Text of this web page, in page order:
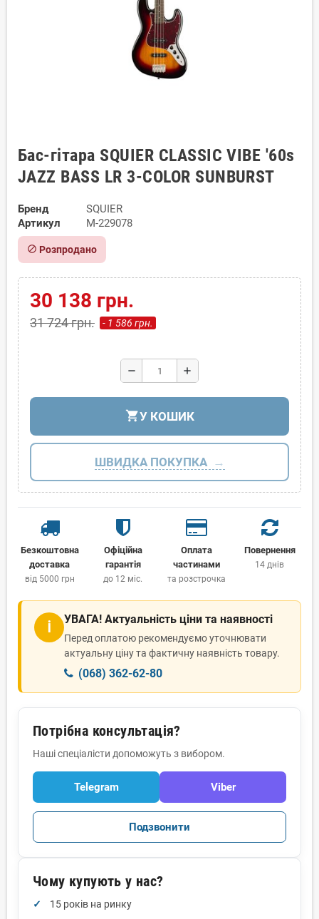
Бас-гітара SQUIER CLASSIC VIBE '60s
JAZZ BASS LR 3-COLOR SUNBURST
Бренд
SQUIER
Артикул
M-229078
block Розпродано
30 138 грн.
31 724 грн. - 1 586 грн.
remove add
shopping_cartУ КОШИК
ШВИДКА ПОКУПКА
Безкоштовна
доставка
від 5000 грн
Офіційна
гарантія
до 12 міс.
Оплата
частинами
та розстрочка
Повернення
14 днів
ℹ УВАГА! Актуальність ціни та наявності
Перед оплатою рекомендуємо уточнювати
актуальну ціну та фактичну наявність товару.
(068) 362-62-80
Потрібна консультація?
Наші спеціалісти допоможуть з вибором.
Telegram Viber
Подзвонити
Чому купують у нас?
15 років на ринку